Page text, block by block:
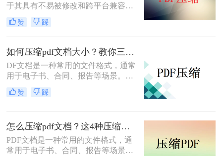
于其具有不易被修改和跨平台兼容性
强的特点，因此被广泛应用于文件传
输和共享领域。然而，PDF文件可能
息而变得非常大，占用大量的存储空
间，因此需要进行压缩。本文将介绍
如何免费压缩pdf的方法。
赞 踩
如何压缩pdf文档大小？教你三种简单的压缩方法！
DF文档是一种常用的文件格式，通常
用于电子书、合同、报告等场景。由
于PDF文档通常包含大量的文本和图
像信息，因此它们可能会占用大量的
PDF文档进行压缩是非常必要的。下
面将介绍如何压缩pdf文档大小方法。
赞 踩
怎么压缩pdf文档？这4种压缩方法快来学~
PDF文档是一种常用的文件格式，通
常用于电子书、合同、报告等场景。